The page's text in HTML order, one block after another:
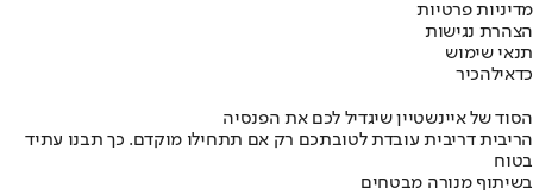
מדיניות פרטיות
הצהרת נגישות
תנאי שימוש
כדאילהכיר
הסוד של איינשטיין שיגדיל לכם את הפנסיה
הריבית דריבית עובדת לטובתכם רק אם תתחילו מוקדם. כך תבנו עתיד
בטוח
בשיתוף מנורה מבטחים